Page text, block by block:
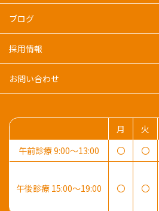
ブログ
採用情報
お問い合わせ
月 火
午前診療 9:00～13:00
〇 〇
午後診療 15:00～19:00 〇 〇